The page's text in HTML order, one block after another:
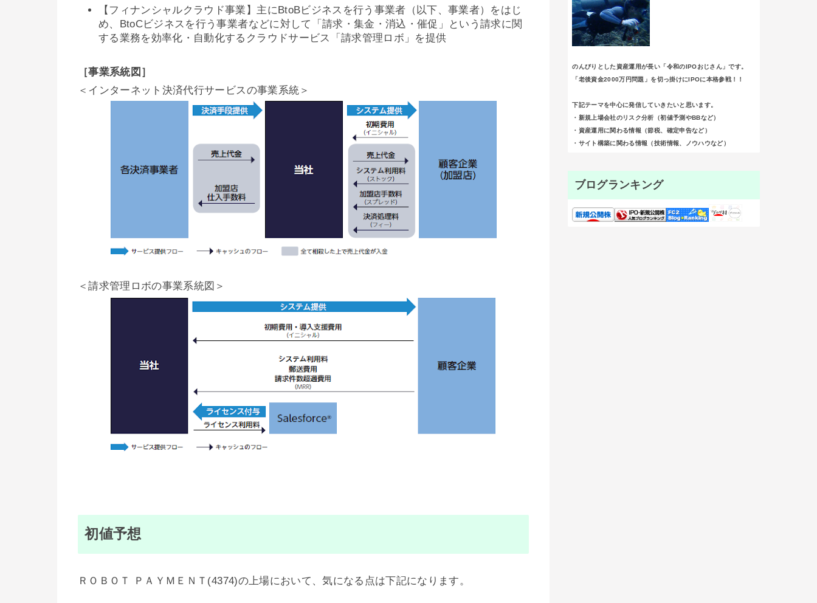
【フィナンシャルクラウド事業】主にBtoBビジネスを行う事業者（以下、事業者）をはじ
め、BtoCビジネスを行う事業者などに対して「請求・集金・消込・催促」という請求に関
する業務を効率化・自動化するクラウドサービス「請求管理ロボ」を提供
［事業系統図］
＜インターネット決済代行サービスの事業系統＞
＜請求管理ロボの事業系統図＞
初値予想
ＲＯＢＯＴ ＰＡＹＭＥＮＴ(4374)の上場において、気になる点は下記になります。
のんびりとした資産運用が長い「令和のIPOおじさん」です。
「老後資金2000万円問題」を切っ掛けにIPOに本格参戦！！
下記テーマを中心に発信していきたいと思います。
・新規上場会社のリスク分析（初値予測やBBなど）
・資産運用に関わる情報（節税、確定申告など）
・サイト構築に関わる情報（技術情報、ノウハウなど）
ブログランキング